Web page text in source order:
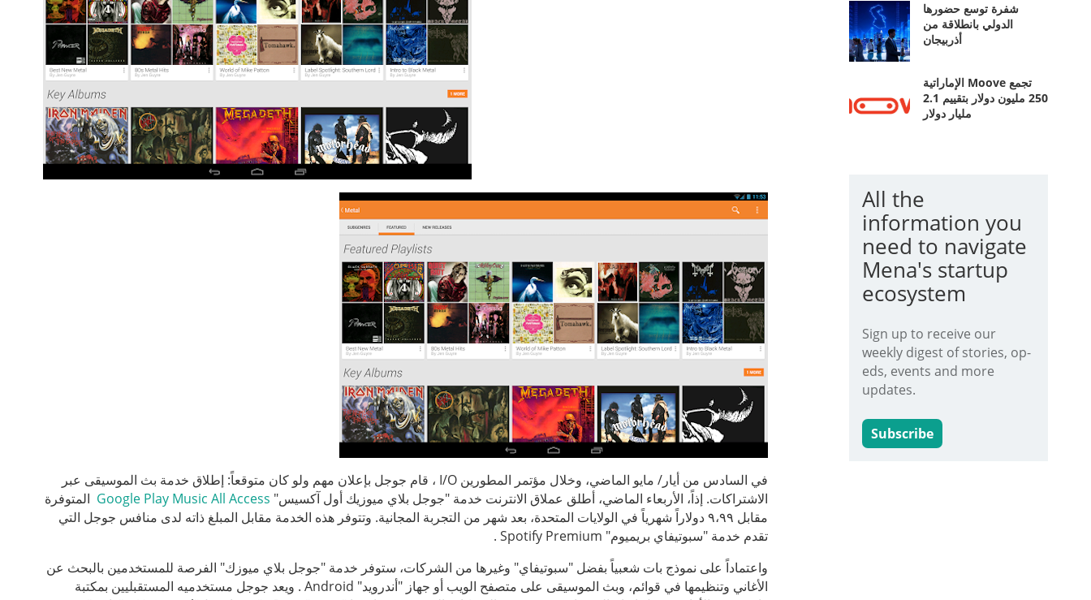
في السادس من أيار/ مايو الماضي، وخلال مؤتمر المطورين I/O ، قام جوجل بإعلان مهم ولو كان متوقعاً: إطلاق خدمة بث الموسيقى عبر
الاشتراكات. إذاً، الأربعاء الماضي، أطلق عملاق الانترنت خدمة "جوجل بلاي ميوزيك أول آكسيس" Google Play Music All Access المتوفرة
مقابل ٩،٩٩ دولاراً شهرياً في الولايات المتحدة، بعد شهر من التجربة المجانية. وتتوفر هذه الخدمة مقابل المبلغ ذاته لدى منافس جوجل التي
تقدم خدمة "سبوتيفاي بريميوم" Spotify Premium .
واعتماداً على نموذج بات شعبياً بفضل "سبوتيفاي" وغيرها من الشركات، ستوفر خدمة "جوجل بلاي ميوزك" الفرصة للمستخدمين بالبحث عن
الأغاني وتنظيمها في قوائم، وبث الموسيقى على متصفح الويب أو جهاز "أندرويد" Android . ويعد جوجل مستخدميه المستقبليين بمكتبة
شفرة توسع حضورها
الدولي بانطلاقة من
أذربيجان
الإماراتية Moove تجمع
250 مليون دولار بتقييم 2.1
مليار دولار
All the
information you
need to navigate
Mena's startup
ecosystem
Sign up to receive our
weekly digest of stories, op-
eds, events and more
updates.
Subscribe